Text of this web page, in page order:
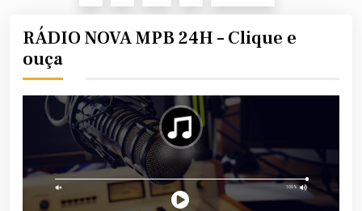
posts
RÁDIO NOVA MPB 24H – Clique e
ouça